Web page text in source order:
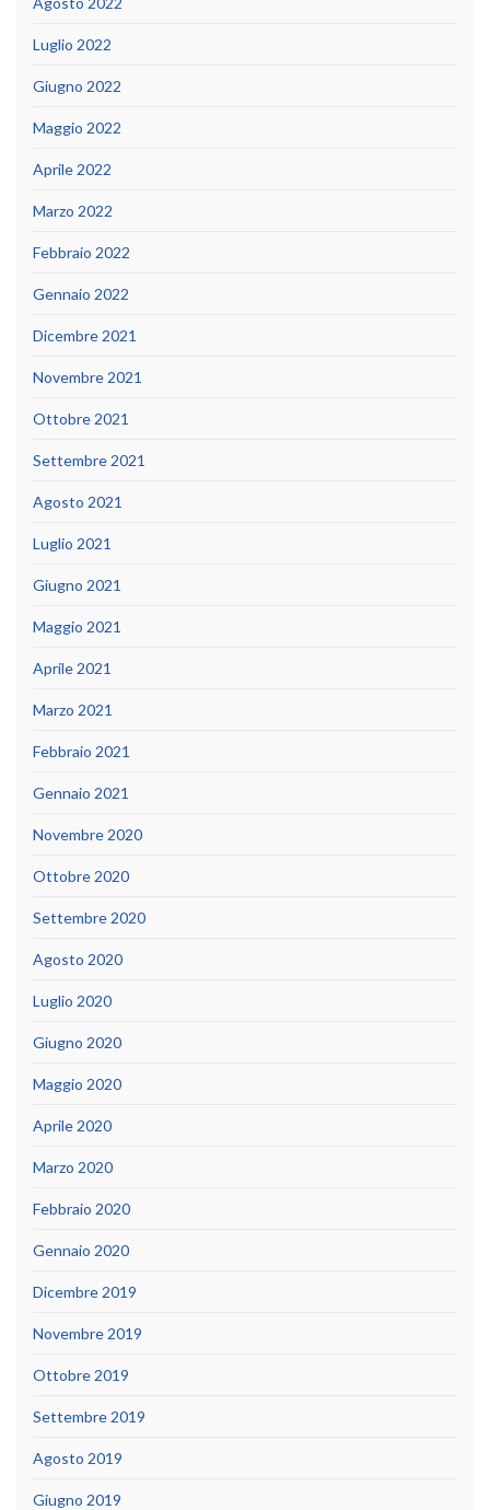
Luglio 2022
Giugno 2022
Maggio 2022
Aprile 2022
Marzo 2022
Febbraio 2022
Gennaio 2022
Dicembre 2021
Novembre 2021
Ottobre 2021
Settembre 2021
Agosto 2021
Luglio 2021
Giugno 2021
Maggio 2021
Aprile 2021
Marzo 2021
Febbraio 2021
Gennaio 2021
Novembre 2020
Ottobre 2020
Settembre 2020
Agosto 2020
Luglio 2020
Giugno 2020
Maggio 2020
Aprile 2020
Marzo 2020
Febbraio 2020
Gennaio 2020
Dicembre 2019
Novembre 2019
Ottobre 2019
Settembre 2019
Agosto 2019
Giugno 2019